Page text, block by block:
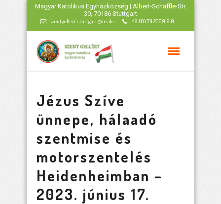
Magyar Katolikus Egyházközség | Albert-Schäffle-Str.
30, 70186 Stuttgart
szentgellert.stuttgart@drs.de +49 (0) 711 236 919 0
Jézus Szíve
ünnepe, hálaadó
szentmise és
motorszentelés
Heidenheimban –
2023. június 17.